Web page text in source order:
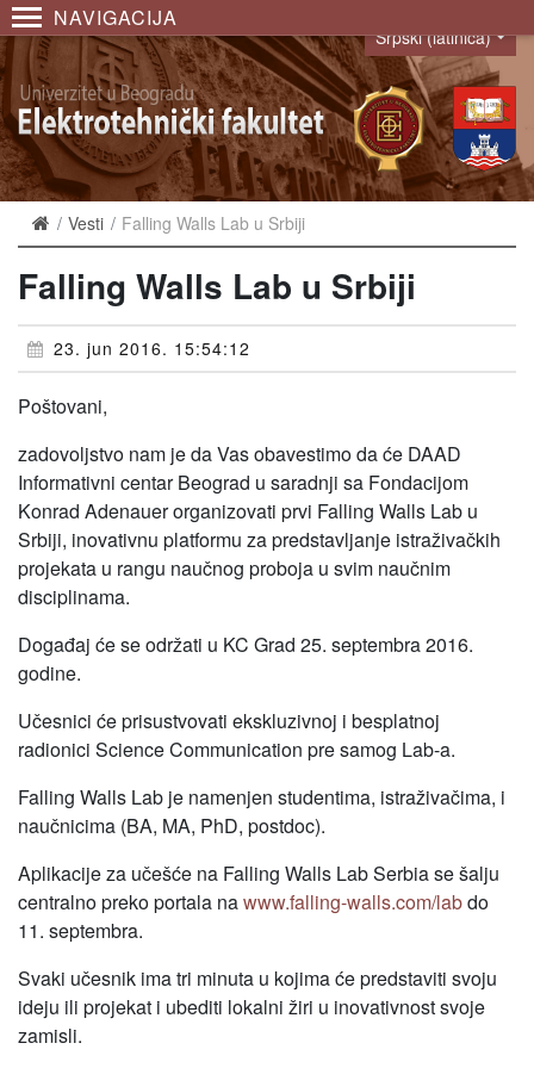
NAVIGACIJA
Language
Srpski (latinica)
Vesti Falling Walls Lab u Srbiji
Falling Walls Lab u Srbiji
23. jun 2016. 15:54:12
Poštovani,
zadovoljstvo nam je da Vas obavestimo da će DAAD
Informativni centar Beograd u saradnji sa Fondacijom
Konrad Adenauer organizovati prvi Falling Walls Lab u
Srbiji, inovativnu platformu za predstavljanje istraživačkih
projekata u rangu naučnog proboja u svim naučnim
disciplinama.
Događaj će se održati u KC Grad 25. septembra 2016.
godine.
Učesnici će prisustvovati ekskluzivnoj i besplatnoj
radionici Science Communication pre samog Lab-a.
Falling Walls Lab je namenjen studentima, istraživačima, i
naučnicima (BA, MA, PhD, postdoc).
Aplikacije za učešće na Falling Walls Lab Serbia se šalju
centralno preko portala nawww.falling-walls.com/labdo
11. septembra.
Svaki učesnik ima tri minuta u kojima će predstaviti svoju
ideju ili projekat i ubediti lokalni žiri u inovativnost svoje
zamisli.